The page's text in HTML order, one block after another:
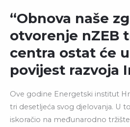
“Obnova naše
otvorenje nZEB
centra ostat će
povijest razvoja
Ove godine Energetski institut
tri desetljeća svog djelovanja. U
iskoračio na međunarodno